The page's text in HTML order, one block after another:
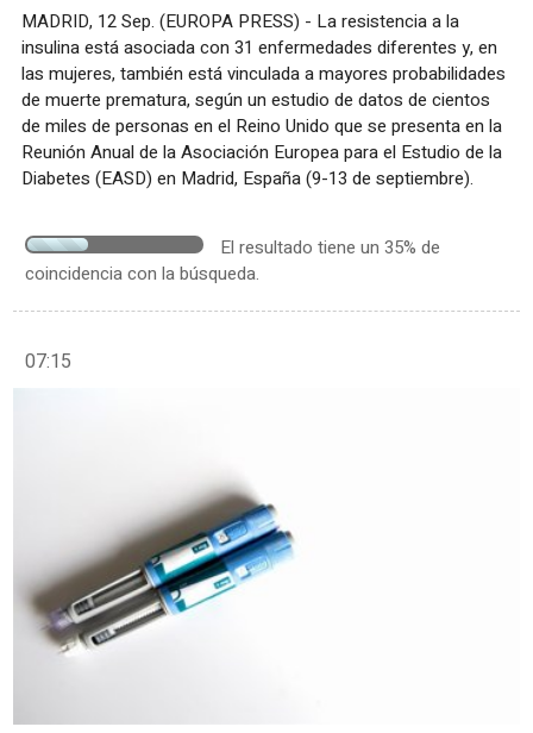
MADRID, 12 Sep. (EUROPA PRESS) - La resistencia a la
insulina está asociada con 31 enfermedades diferentes y, en
las mujeres, también está vinculada a mayores probabilidades
de muerte prematura, según un estudio de datos de cientos
de miles de personas en el Reino Unido que se presenta en la
Reunión Anual de la Asociación Europea para el Estudio de la
Diabetes (EASD) en Madrid, España (9-13 de septiembre).
El resultado tiene un 35% de
coincidencia con la búsqueda.
07:15